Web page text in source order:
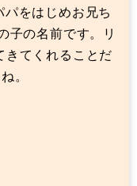
をはじめお兄ち
子の名前です。リ
きてくれることだ
。